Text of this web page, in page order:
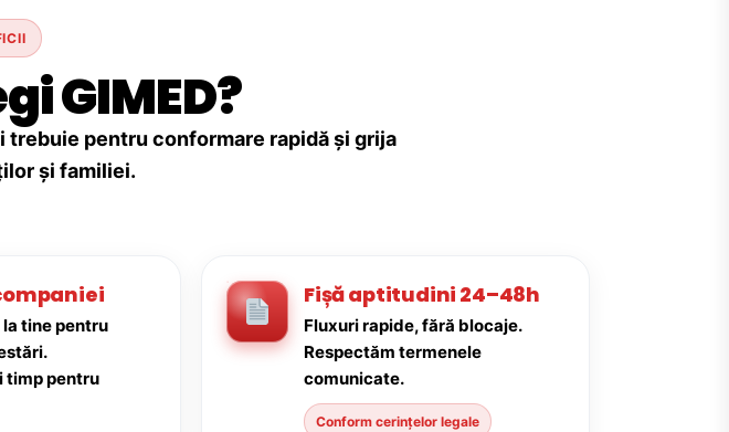
GIMED?
pentru conformare rapidă și grija
și familiei.
tine pentru
timp pentru
Fișă aptitudini 24–48h
Fluxuri rapide, fără blocaje.
Respectăm termenele
comunicate.
Conform cerințelor legale